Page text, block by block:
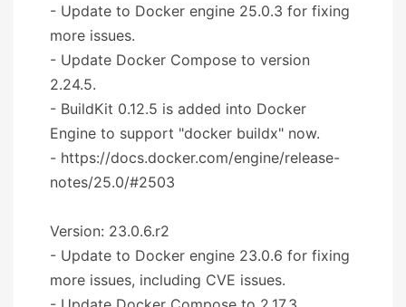
- Update to Docker engine 25.0.3 for fixing
more issues.
- Update Docker Compose to version
2.24.5.
- BuildKit 0.12.5 is added into Docker
Engine to support "docker buildx" now.
- https://docs.docker.com/engine/release-
notes/25.0/#2503
Version: 23.0.6.r2
- Update to Docker engine 23.0.6 for fixing
more issues, including CVE issues.